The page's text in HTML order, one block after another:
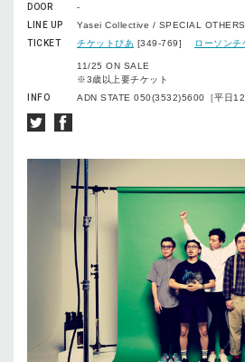
DOOR
-
LINE UP
Yasei Collective / SPECIAL OTHERS
TICKET
チケットぴあ [349-769] ローソンチ
11/25 ON SALE
※3歳以上要チケット
INFO
ADN STATE 050(3532)5600［平日